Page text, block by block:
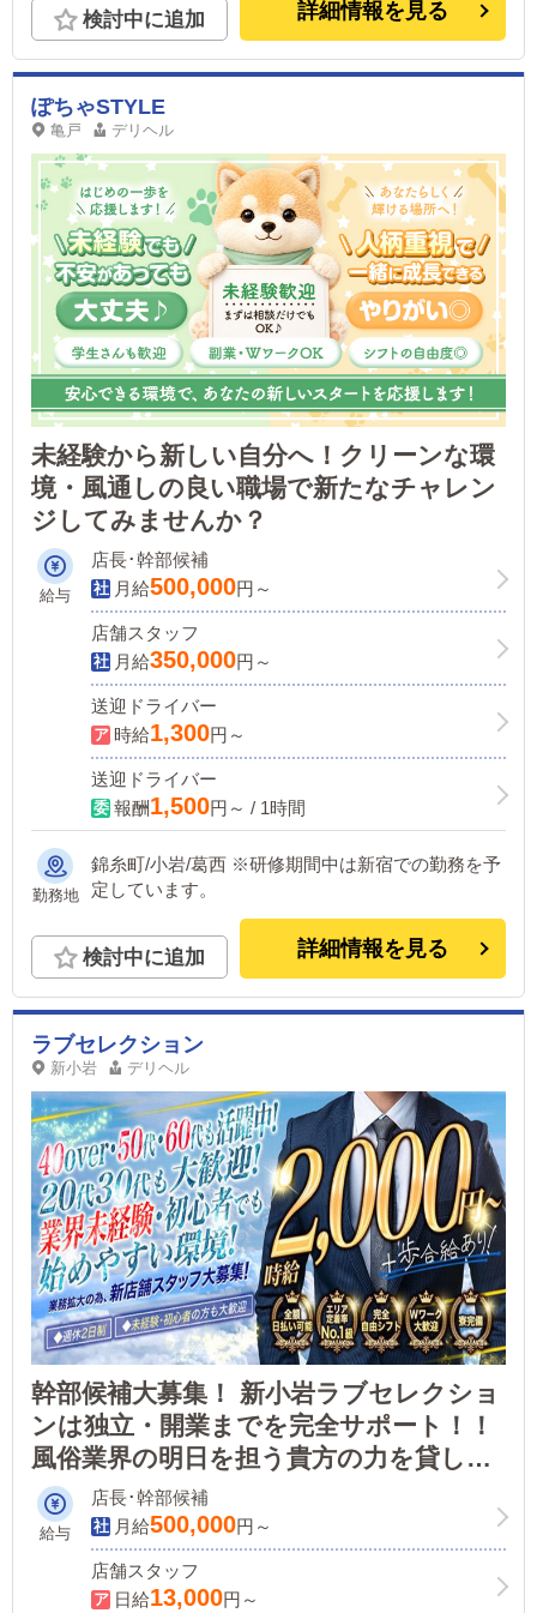
検討中に追加 詳細情報を見る
ぽちゃSTYLE
亀戸 デリヘル
未経験から新しい自分へ！クリーンな環
境・風通しの良い職場で新たなチャレン
ジしてみませんか？
給与
店長･幹部候補
月給500,000円～
店舗スタッフ
月給350,000円～
送迎ドライバー
時給1,300円～
送迎ドライバー
報酬1,500円～ / 1時間
勤務地
錦糸町/小岩/葛西 ※研修期間中は新宿での勤務を予
定しています。
検討中に追加 詳細情報を見る
ラブセレクション
新小岩 デリヘル
幹部候補大募集！ 新小岩ラブセレクショ
ンは独立・開業までを完全サポート！！
風俗業界の明日を担う貴方の力を貸して
ください！！
給与
店長･幹部候補
月給500,000円～
店舗スタッフ
日給13,000円～